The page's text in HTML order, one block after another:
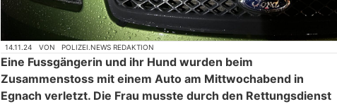
14.11.24 VON POLIZEI.NEWS REDAKTION
Eine Fussgängerin und ihr Hund wurden beim
Zusammenstoss mit einem Auto am Mittwochabend in
Egnach verletzt. Die Frau musste durch den Rettungsdienst